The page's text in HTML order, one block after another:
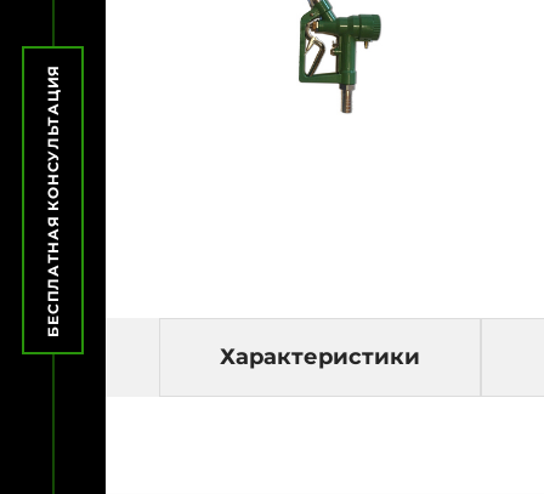
БЕСПЛАТНАЯ КОНСУЛЬТАЦИЯ
Характеристики